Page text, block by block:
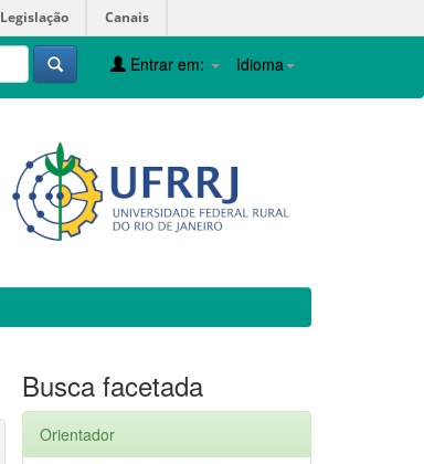
Legislação Canais
Idioma
Entrar em:
Busca facetada
Orientador